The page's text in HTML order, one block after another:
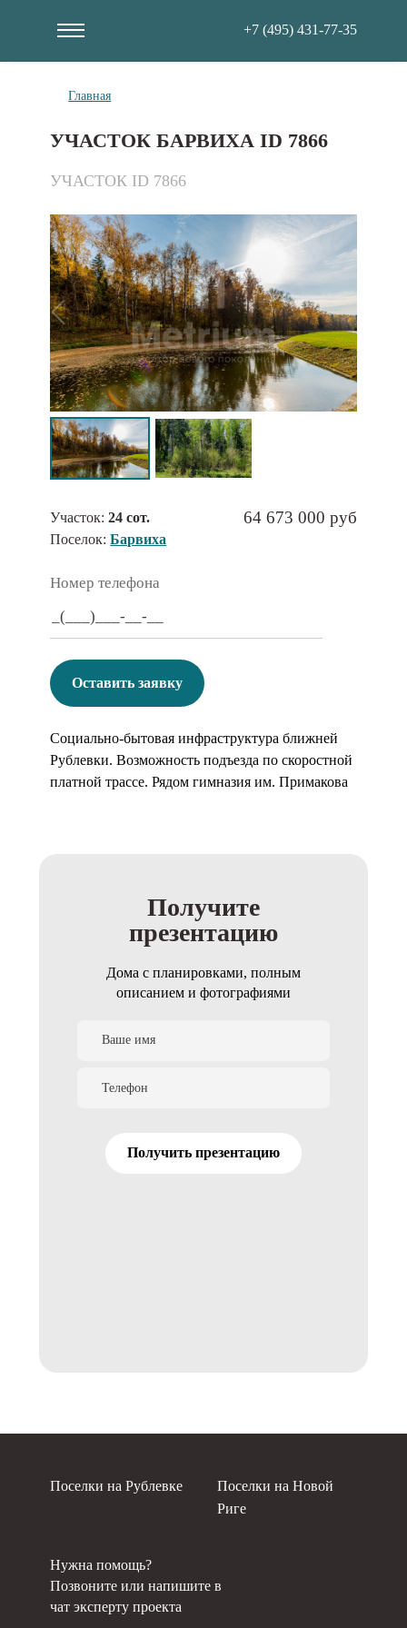
+7 (495) 431-77-35
Главная
УЧАСТОК БАРВИХА ID 7866
УЧАСТОК ID 7866
Участок:24 сот.
Поселок:Барвиха
64 673 000 руб
Номер телефона
Оставить заявку
Социально-бытовая инфраструктура ближней
Рублевки. Возможность подъезда по скоростной
платной трассе. Рядом гимназия им. Примакова
Получите
презентацию
Дома с планировками, полным
описанием и фотографиями
Получить презентацию
Поселки на Рублевке
Поселки на Новой
Риге
Нужна помощь?
Позвоните или напишите в
чат эксперту проекта